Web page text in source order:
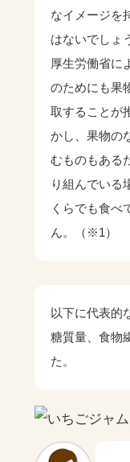
なイメージを
はないでしょ
厚生労働省に
のためにも果
取することが
かし、果物の
むものもある
り組んでいる
くらでも食べ
ん。（※1）
以下に代表的
糖質量、食物
た。